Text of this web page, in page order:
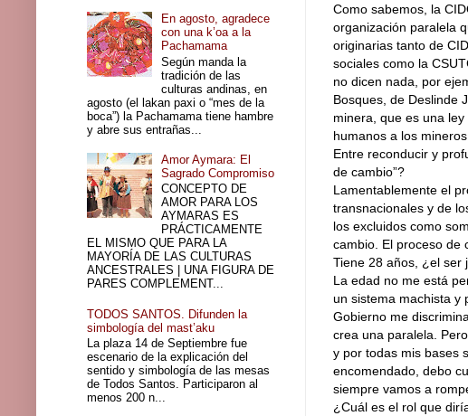
Como sabemos, la
organización paralela
originarias tanto de
sociales como la
no dicen nada, por
Bosques, de Deslinde
minera, que es una
humanos a los
Entre reconducir y
de cambio”?
Lamentablemente el
transnacionales y de
los excluidos como
cambio. El proceso de
Tiene 28 años, ¿el ser
La edad no me está
un sistema machista y
Gobierno me
crea una paralela.
y por todas mis bases
encomendado, debo
siempre vamos a
¿Cuál es el rol que
En agosto, agradece
con una k’oa a la
Pachamama
Según manda la
tradición de las
culturas andinas, en
agosto (el lakan paxi o “mes de la
boca”) la Pachamama tiene hambre
y abre sus entrañas...
Amor Aymara: El
Sagrado Compromiso
CONCEPTO DE
AMOR PARA LOS
AYMARAS ES
PRÁCTICAMENTE
EL MISMO QUE PARA LA
MAYORÍA DE LAS CULTURAS
ANCESTRALES | UNA FIGURA DE
PARES COMPLEMENT...
TODOS SANTOS. Difunden la
simbología del mast’aku
La plaza 14 de Septiembre fue
escenario de la explicación del
sentido y simbología de las mesas
de Todos Santos. Participaron al
menos 200 n...